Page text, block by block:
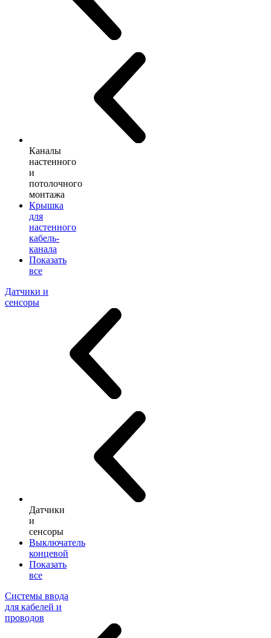
Каналы
настенного
и
потолочного
монтажа
Крышка
для
настенного
кабель-
канала
Показать
все
Датчики и
сенсоры
Датчики
и
сенсоры
Выключатель
концевой
Показать
все
Системы ввода
для кабелей и
проводов